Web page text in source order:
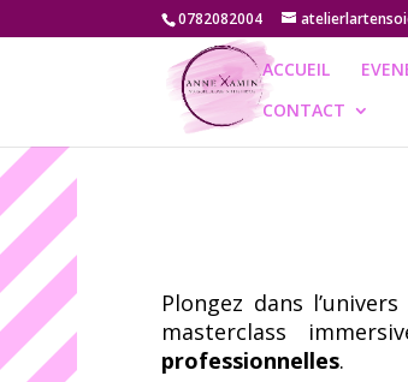
0782082004
ACCUEIL
CONTACT
Plongez dans
masterclass
professionnelles.